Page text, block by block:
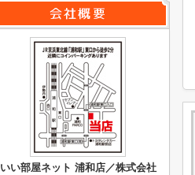
いい部屋ネット 浦和店／株式会社